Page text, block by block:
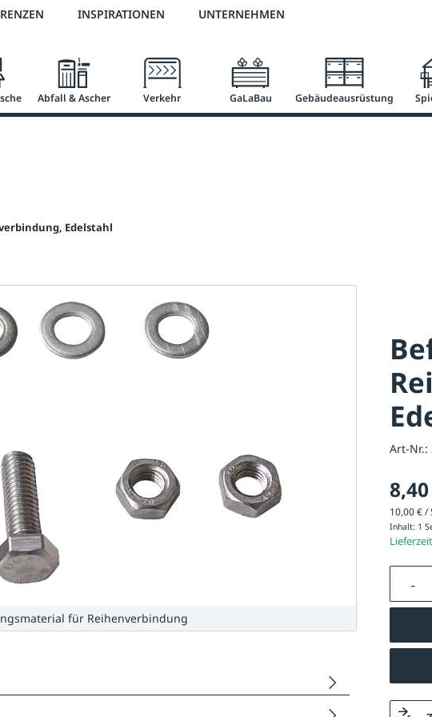
2 % Vorkassen-Skonto versandkostenfrei ab 50 €
INSPIRATIONEN UNTERNEHMEN
Abfall & Ascher Verkehr GaLaBau Gebäudeausrüstung
Edelstahl
Art-Nr.:
10,00 € /
Inhalt: 1
für Reihenverbindung